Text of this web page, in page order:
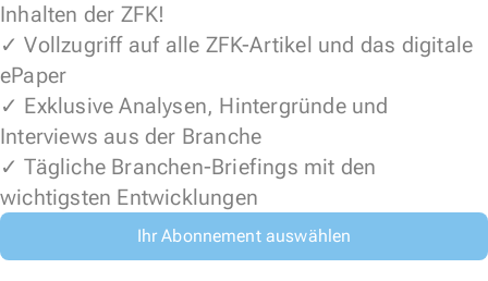
Inhalten der ZFK!
✓ Vollzugriff auf alle ZFK-Artikel und das digitale
ePaper
✓ Exklusive Analysen, Hintergründe und
Interviews aus der Branche
✓ Tägliche Branchen-Briefings mit den
wichtigsten Entwicklungen
Ihr Abonnement auswählen